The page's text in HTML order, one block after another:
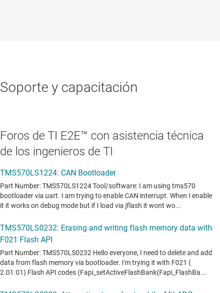
Soporte y capacitación
Foros de TI E2E™ con asistencia técnica
de los ingenieros de TI